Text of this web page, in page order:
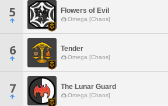
5 Flowers of Evil
Omega [Chaos]
6 Tender
Omega [Chaos]
7 The Lunar Guard
Omega [Chaos]